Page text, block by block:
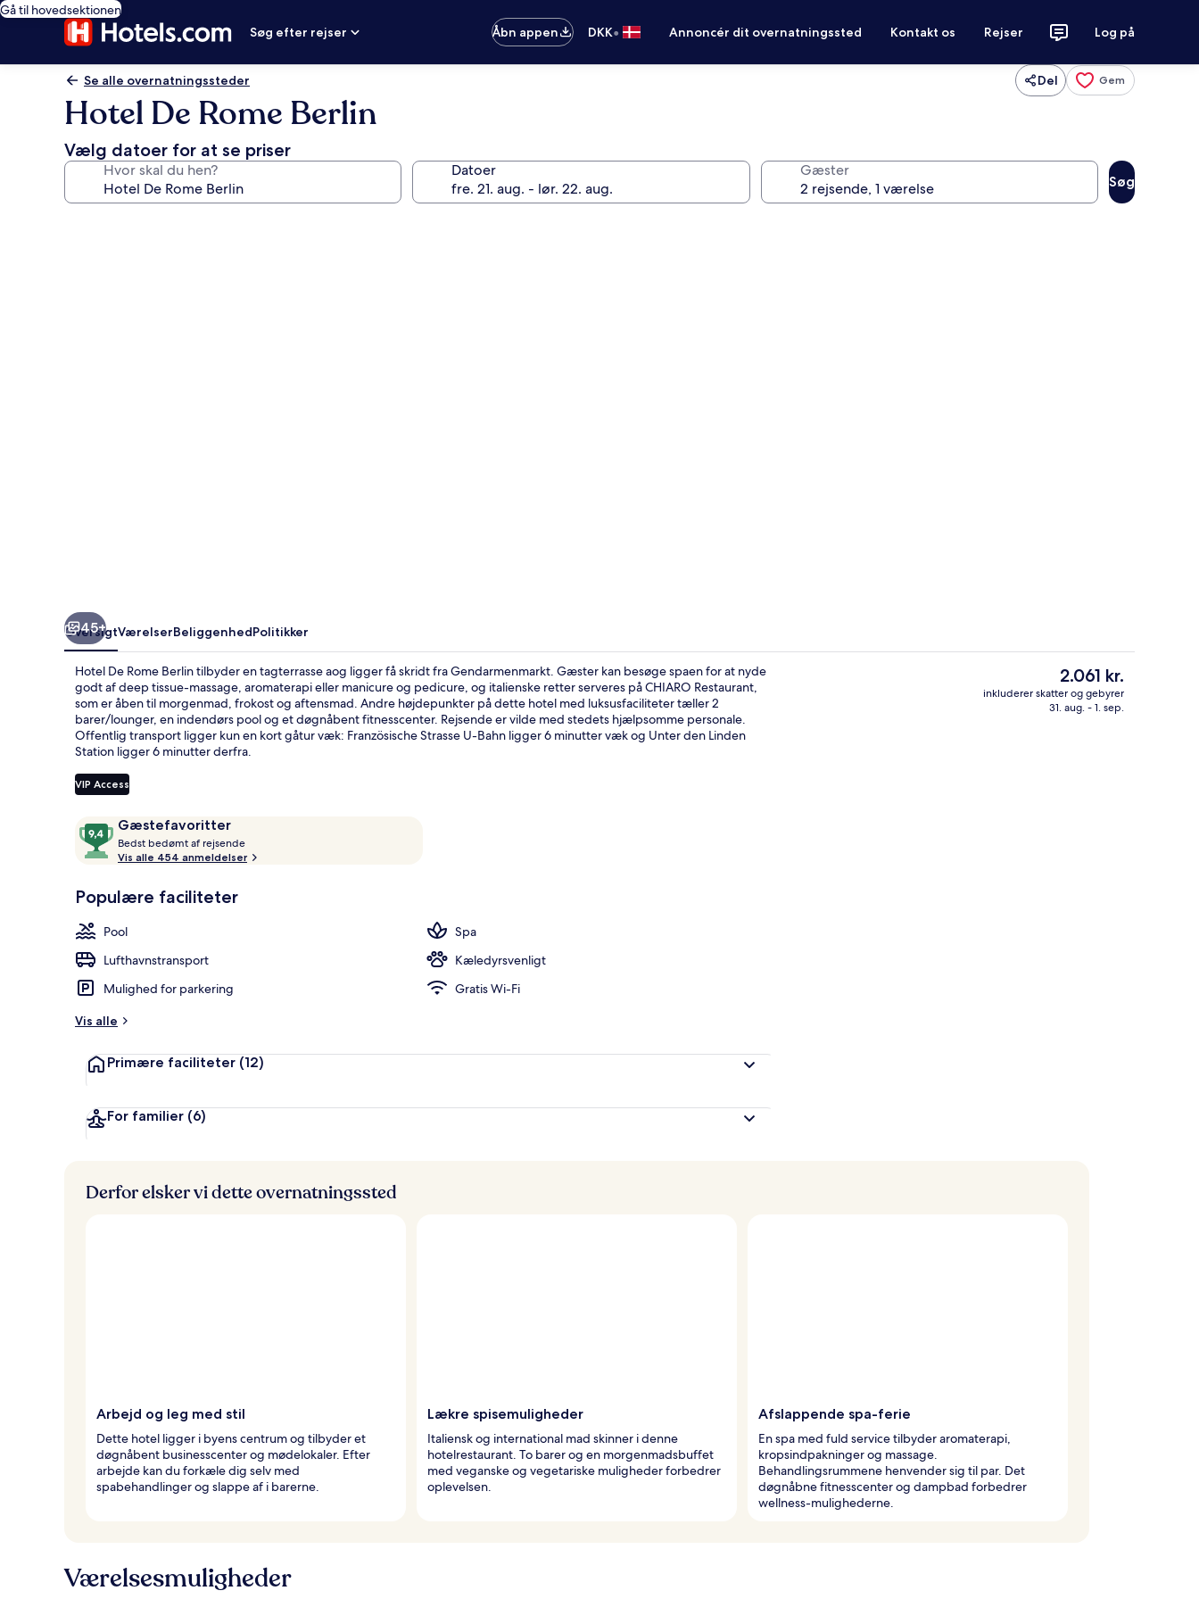
Gå til hovedsektionen
Søg efter rejser
Åbn appen DKK• Annoncér dit overnatningssted Kontakt os Rejser Log på
Se alle overnatningssteder Del Gem
Hotel De Rome Berlin
Vælg datoer for at se priser
Hvor skal du hen? Datoer Gæster
Søg
Indendørs pool Der serveres morgenmad, frokost og
45+
OversigtVærelserBeliggenhedPolitikker
Hotel De Rome Berlin tilbyder en tagterrasse aog ligger få skridt fra Gendarmenmarkt. Gæster kan besøge spaen for at nyde
godt af deep tissue-massage, aromaterapi eller manicure og pedicure, og italienske retter serveres på CHIARO Restaurant,
som er åben til morgenmad, frokost og aftensmad. Andre højdepunkter på dette hotel med luksusfaciliteter tæller 2
barer/lounger, en indendørs pool og et døgnåbent fitnesscenter. Rejsende er vilde med stedets hjælpsomme personale.
Offentlig transport ligger kun en kort gåtur væk: Französische Strasse U-Bahn ligger 6 minutter væk og Unter den Linden
Station ligger 6 minutter derfra.
VIP Access
AnmeldelserGæstefavoritter
9,4
ud
af
Gæstefavoritter
Bedst bedømt af rejsende
e
a
f
d
Vis alle 454 anmeldelser
Populære faciliteter
Pool
Spa
Lufthavnstransport
Kæledyrsvenligt
Mulighed for parkering
Gratis Wi-Fi
Vis alle
Primære faciliteter (12)
For familier (6)
Den
nuværende
pris
2.061 kr.
inkluderer skatter og gebyrer
31. aug. - 1. sep.
Derfor elsker vi dette overnatningssted
Arbejd og leg med stil
Dette hotel ligger i byens centrum og tilbyder et
døgnåbent businesscenter og mødelokaler. Efter
arbejde kan du forkæle dig selv med
spabehandlinger og slappe af i barerne.
Lækre spisemuligheder
Italiensk og international mad skinner i denne
hotelrestaurant. To barer og en morgenmadsbuffet
med veganske og vegetariske muligheder forbedrer
oplevelsen.
Afslappende spa-ferie
En spa med fuld service tilbyder aromaterapi,
kropsindpakninger og massage.
Behandlingsrummene henvender sig til par. Det
døgnåbne fitnesscenter og dampbad forbedrer
wellness-mulighederne.
Værelsesmuligheder